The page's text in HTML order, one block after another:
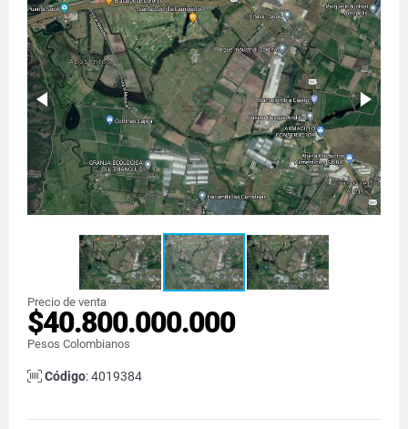
Precio de venta
$40.800.000.000
Pesos Colombianos
Código: 4019384